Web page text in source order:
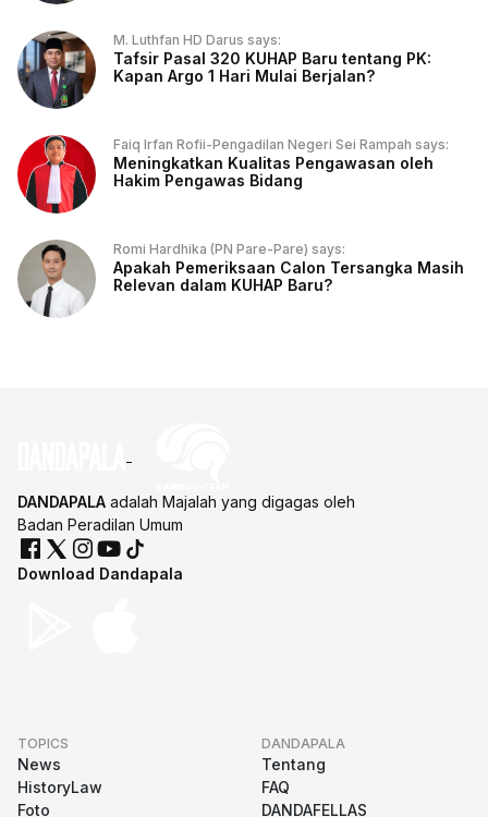
M. Luthfan HD Darus says:
Tafsir Pasal 320 KUHAP Baru tentang PK:
Kapan Argo 1 Hari Mulai Berjalan?
Faiq Irfan Rofii-Pengadilan Negeri Sei Rampah says:
Meningkatkan Kualitas Pengawasan oleh
Hakim Pengawas Bidang
Romi Hardhika (PN Pare-Pare) says:
Apakah Pemeriksaan Calon Tersangka Masih
Relevan dalam KUHAP Baru?
DANDAPALA adalah Majalah yang digagas oleh
Badan Peradilan Umum
Download Dandapala
TOPICS
News
HistoryLaw
Foto
DANDAPALA
Tentang
FAQ
DANDAFELLAS